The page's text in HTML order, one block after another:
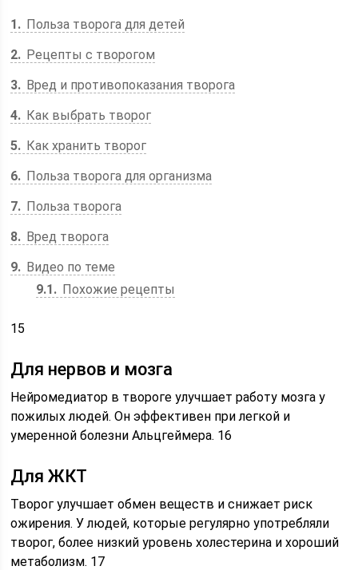
1
Польза творога для детей
2
Рецепты с творогом
3
Вред и противопоказания творога
4
Как выбрать творог
5
Как хранить творог
6
Польза творога для организма
7
Польза творога
8
Вред творога
9
Видео по теме
9.1
Похожие рецепты
15
Для нервов и мозга
Нейромедиатор в твороге улучшает работу мозга у
пожилых людей. Он эффективен при легкой и
умеренной болезни Альцгеймера. 16
Для ЖКТ
Творог улучшает обмен веществ и снижает риск
ожирения. У людей, которые регулярно употребляли
творог, более низкий уровень холестерина и хороший
метаболизм. 17